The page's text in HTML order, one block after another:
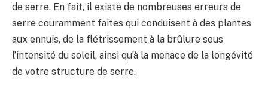
de serre. En fait, il existe de nombreuses erreurs de
serre couramment faites qui conduisent à des plantes
aux ennuis, de la flétrissement à la brûlure sous
l’intensité du soleil, ainsi qu’à la menace de la longévité
de votre structure de serre.